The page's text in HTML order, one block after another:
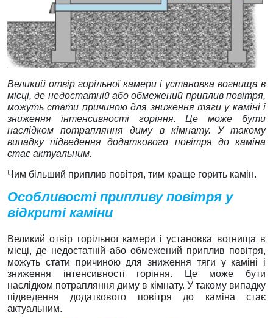
Великий отвір горільної камери і установка вогнища в
місці, де недостатній або обмежений приплив повітря,
можуть стати причиною для зниження тяги у каміні і
зниження інтенсивності горіння. Це може бути
наслідком потрапляння диму в кімнату. У такому
випадку підведення додаткового повітря до каміна
стає актуальним.
Чим більший приплив повітря, тим краще горить камін.
Особливості припливу повітря у
відкриті каміни
Великий отвір горільної камери і установка вогнища в
місці, де недостатній або обмежений приплив повітря,
можуть стати причиною для зниження тяги у каміні і
зниження інтенсивності горіння. Це може бути
наслідком потрапляння диму в кімнату. У такому випадку
підведення додаткового повітря до каміна стає
актуальним.